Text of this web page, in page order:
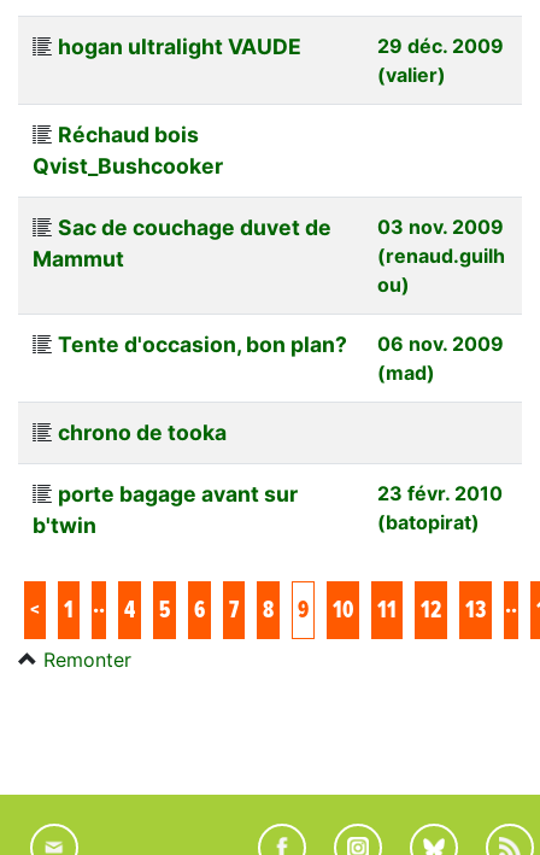
hogan ultralight VAUDE
29 déc. 2009
(valier)
Réchaud bois
Qvist_Bushcooker
Sac de couchage duvet de
Mammut
03 nov. 2009
(renaud.guilh
ou)
Tente d'occasion, bon plan?
06 nov. 2009
(mad)
chrono de tooka
porte bagage avant sur
b'twin
23 févr. 2010
(batopirat)
< 1 .. 4 5 6 7 8 9 10 11 12 13 ..
Remonter